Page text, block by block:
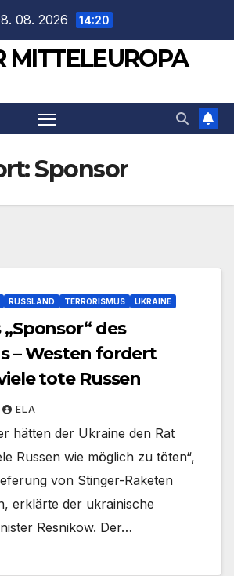
08. 2026 14:20
MITTELEUROPA
Sponsor
RUSSLAND TERRORISMUS UKRAINE
des
– Westen fordert
tote Russen
ELA
hätten der Ukraine den Rat
Russen wie möglich zu töten“,
von Stinger-Raketen
erklärte der ukrainische
Resnikow. Der…